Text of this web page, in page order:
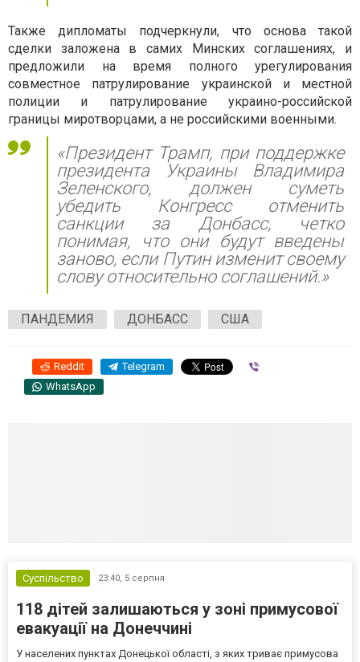
Также дипломаты подчеркнули, что основа такой
сделки заложена в самих Минских соглашениях, и
предложили на время полного урегулирования
совместное патрулирование украинской и местной
полиции и патрулирование украино-российской
границы миротворцами, а не российскими военными.
«Президент Трамп, при поддержке
президента Украины Владимира
Зеленского, должен суметь
убедить Конгресс отменить
санкции за Донбасс, четко
понимая, что они будут введены
заново, если Путин изменит своему
слову относительно соглашений.»
ПАНДЕМИЯ ДОНБАСС США
Reddit Telegram
WhatsApp
Суспільство 23:40, 5 серпня
118 дітей залишаються у зоні примусової
евакуації на Донеччині
У населених пунктах Донецької області, з яких триває примусова